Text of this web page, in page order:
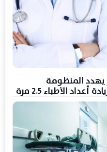
يهدد المنظومة
الأطباء 2.5 مرة